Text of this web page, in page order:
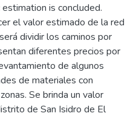
is concluded.
el valor estimado de la red
dividir los caminos por
diferentes precios por
de algunos
de materiales con
Se brinda un valor
de San Isidro de El